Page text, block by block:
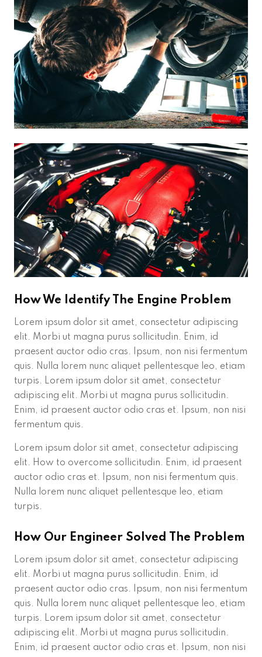
How We Identify The Engine Problem
Lorem ipsum dolor sit amet, consectetur adipiscing
elit. Morbi ut magna purus sollicitudin. Enim, id
praesent auctor odio cras. Ipsum, non nisi fermentum
quis. Nulla lorem nunc aliquet pellentesque leo, etiam
turpis. Lorem ipsum dolor sit amet, consectetur
adipiscing elit. Morbi ut magna purus sollicitudin.
Enim, id praesent auctor odio cras et. Ipsum, non nisi
fermentum quis.
Lorem ipsum dolor sit amet, consectetur adipiscing
elit. How to overcome sollicitudin. Enim, id praesent
auctor odio cras et. Ipsum, non nisi fermentum quis.
Nulla lorem nunc aliquet pellentesque leo, etiam
turpis.
How Our Engineer Solved The Problem
Lorem ipsum dolor sit amet, consectetur adipiscing
elit. Morbi ut magna purus sollicitudin. Enim, id
praesent auctor odio cras. Ipsum, non nisi fermentum
quis. Nulla lorem nunc aliquet pellentesque leo, etiam
turpis. Lorem ipsum dolor sit amet, consectetur
adipiscing elit. Morbi ut magna purus sollicitudin.
Enim, id praesent auctor odio cras et. Ipsum, non nisi